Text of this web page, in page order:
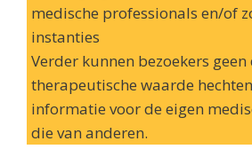
medische professionals en/of
instanties
Verder kunnen bezoekers
therapeutische waarde
informatie voor de eigen
die van anderen.